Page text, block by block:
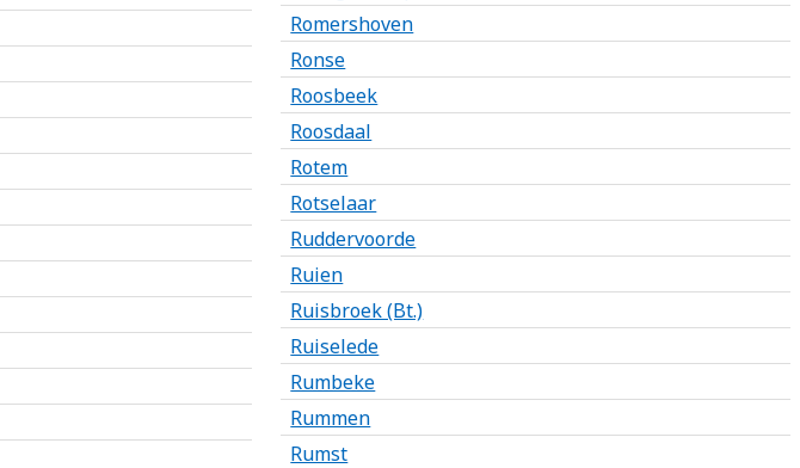
Romershoven
Ronse
Roosbeek
Roosdaal
Rotem
Rotselaar
Ruddervoorde
Ruien
Ruisbroek (Bt.)
Ruiselede
Rumbeke
Rummen
Rumst